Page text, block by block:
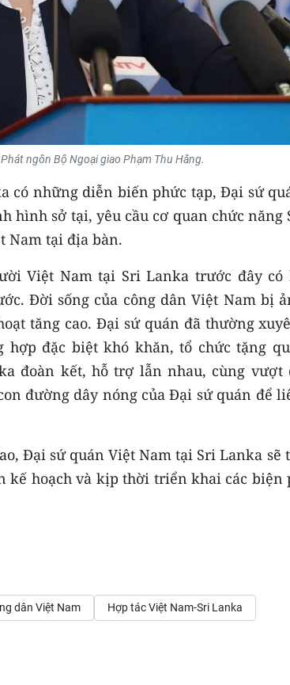
ngôn Bộ Ngoại giao Phạm Thu Hằng.
có những diễn biến phức tạp, Đại sứ
hình sở tại, yêu cầu cơ quan chức năng
Nam tại địa bàn.
Việt Nam tại Sri Lanka trước đây có
Đời sống của công dân Việt Nam bị
tăng cao. Đại sứ quán đã thường
hợp đặc biệt khó khăn, tổ chức tặng
đoàn kết, hỗ trợ lẫn nhau, cùng vượt
đường dây nóng của Đại sứ quán để
Đại sứ quán Việt Nam tại Sri Lanka
kế hoạch và kịp thời triển khai các biện
dân Việt Nam Hợp tác Việt Nam-Sri Lanka